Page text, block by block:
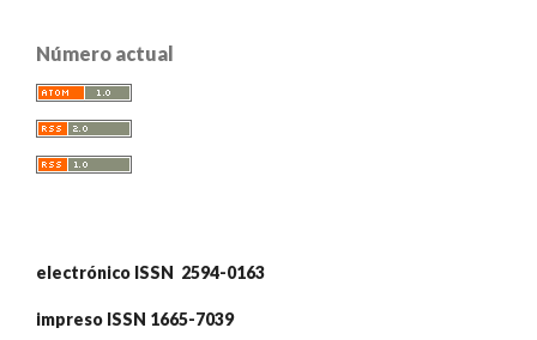
Número actual
electrónico ISSN 2594-0163
impreso ISSN 1665-7039